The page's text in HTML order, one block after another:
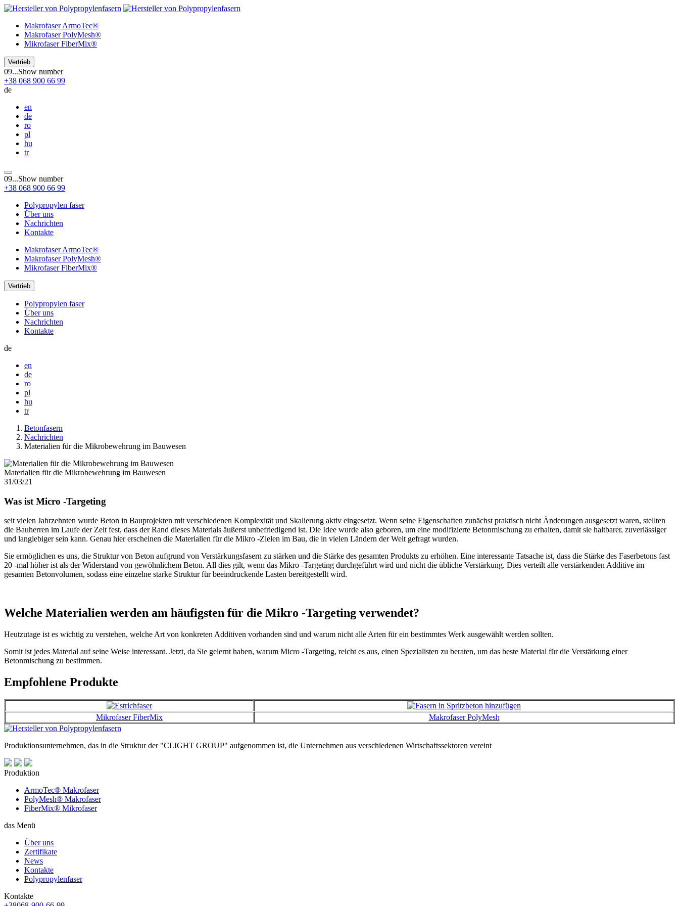
MakrofaserArmoTec®
MakrofaserPolyMesh®
MikrofaserFiberMix®
Vertrieb
09...Show number
+38 068 900 66 99
de
en
de
ro
pl
hu
tr
09...Show number
+38 068 900 66 99
Polypropylen faser
Über uns
Nachrichten
Kontakte
MakrofaserArmoTec®
MakrofaserPolyMesh®
MikrofaserFiberMix®
Vertrieb
Polypropylen faser
Über uns
Nachrichten
Kontakte
de
en
de
ro
pl
hu
tr
Betonfasern
Nachrichten
Materialien für die Mikrobewehrung im Bauwesen
Materialien für die Mikrobewehrung im Bauwesen
31/03/21
Was ist Micro -Targeting
seit vielen Jahrzehnten wurde Beton in Bauprojekten mit verschiedenen Komplexität und Skalierung aktiv eingesetzt. Wenn seine Eigenschaften zunächst praktisch nicht Änderungen ausgesetzt waren, stellten
die Bauherren im Laufe der Zeit fest, dass der Rand dieses Materials äußerst unbefriedigend ist. Die Idee wurde also geboren, um eine modifizierte Betonmischung zu erhalten, damit sie haltbarer, zuverlässiger
und langlebiger sein kann. Genau hier erscheinen die Materialien für die Mikro -Zielen im Bau, die in vielen Ländern der Welt gefragt wurden.
Sie ermöglichen es uns, die Struktur von Beton aufgrund von Verstärkungsfasern zu stärken und die Stärke des gesamten Produkts zu erhöhen. Eine interessante Tatsache ist, dass die Stärke des Faserbetons fast
20 -mal höher ist als der Widerstand von gewöhnlichem Beton. All dies gilt, wenn das Mikro -Targeting durchgeführt wird und nicht die übliche Verstärkung. Dies verteilt alle verstärkenden Additive im
gesamten Betonvolumen, sodass eine einzelne starke Struktur für beeindruckende Lasten bereitgestellt wird.
Welche Materialien werden am häufigsten für die Mikro -Targeting verwendet?
Heutzutage ist es wichtig zu verstehen, welche Art von konkreten Additiven vorhanden sind und warum nicht alle Arten für ein bestimmtes Werk ausgewählt werden sollten.
Somit ist jedes Material auf seine Weise interessant. Jetzt, da Sie gelernt haben, warum Micro -Targeting, reicht es aus, einen Spezialisten zu beraten, um das beste Material für die Verstärkung einer
Betonmischung zu bestimmen.
Empfohlene Produkte
Mikrofaser FiberMix Makrofaser PolyMesh
Produktionsunternehmen, das in die Struktur der "CLIGHT GROUP" aufgenommen ist, die Unternehmen aus verschiedenen Wirtschaftssektoren vereint
Produktion
ArmoTec® Makrofaser
PolyMesh® Makrofaser
FiberMix® Mikrofaser
das Menü
Über uns
Zertifikate
News
Kontakte
Polypropylenfaser
Kontakte